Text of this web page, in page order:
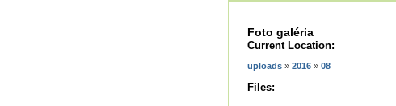
Foto galéria
Current Location:
uploads » 2016 » 08
Files: